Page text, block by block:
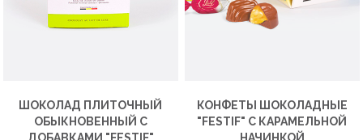
ШОКОЛАД ПЛИТОЧНЫЙ
ОБЫКНОВЕННЫЙ С
ДОБАВКАМИ "FESTIF"
КОНФЕТЫ ШОКОЛАДНЫЕ
"FESTIF" С КАРАМЕЛЬНОЙ
НАЧИНКОЙ